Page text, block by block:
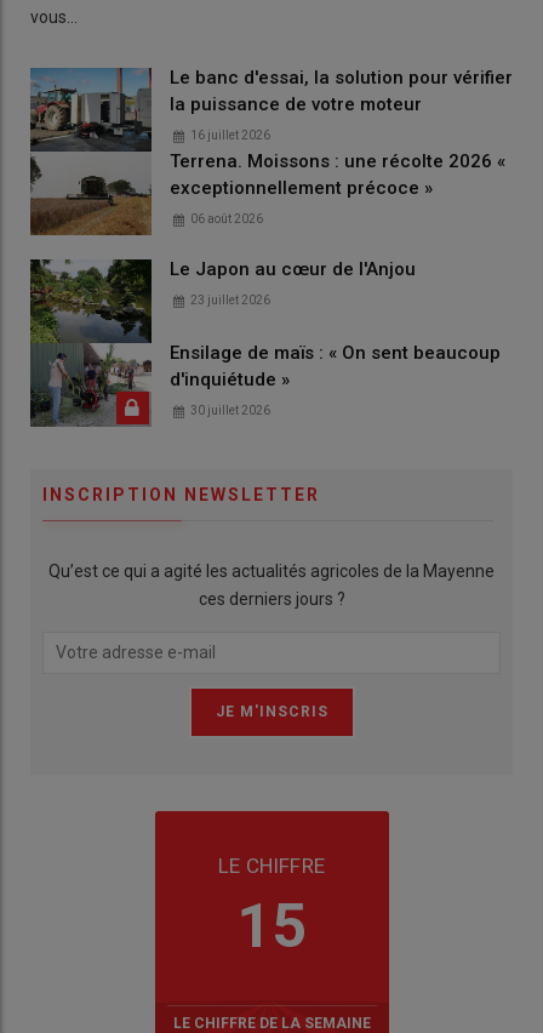
vous…
Le banc d'essai, la solution pour vérifier
la puissance de votre moteur
16 juillet 2026
Terrena. Moissons : une récolte 2026 «
exceptionnellement précoce »
06 août 2026
Le Japon au cœur de l'Anjou
23 juillet 2026
Ensilage de maïs : « On sent beaucoup
d'inquiétude »
30 juillet 2026
INSCRIPTION NEWSLETTER
Qu’est ce qui a agité les actualités agricoles de la Mayenne
ces derniers jours ?
LE CHIFFRE
15
LE CHIFFRE DE LA SEMAINE